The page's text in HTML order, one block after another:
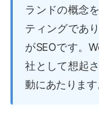
ランドの概念
ティングであ
がSEOです。
社として想起
動にあたります